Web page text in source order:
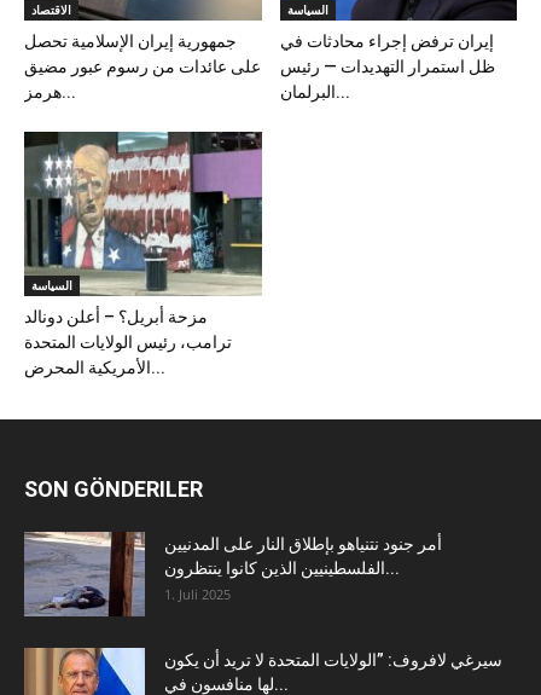
الاقتصاد
جمهورية إيران الإسلامية تحصل
على عائدات من رسوم عبور مضيق
هرمز...
السياسة
إيران ترفض إجراء محادثات في
ظل استمرار التهديدات — رئيس
البرلمان...
السياسة
مزحة أبريل؟ – أعلن دونالد
ترامب، رئيس الولايات المتحدة
الأمريكية المحرض...
SON GÖNDERILER
أمر جنود نتنياهو بإطلاق النار على المدنيين
الفلسطينيين الذين كانوا ينتظرون...
1. Juli 2025
سيرغي لافروف: ”الولايات المتحدة لا تريد أن يكون
لها منافسون في...